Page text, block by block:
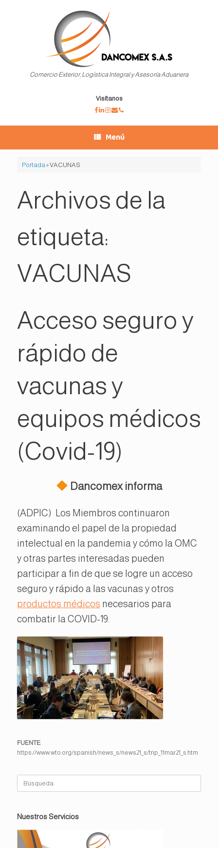
Comercio Exterior, Logística Integral y Asesoría Aduanera
Visítanos
Menú
Portada »VACUNAS
Archivos de la
etiqueta:
VACUNAS
Acceso seguro y
rápido de
vacunas y
equipos médicos
(Covid-19)
Dancomex informa
(ADPIC) Los Miembros continuaron
examinando el papel de la propiedad
intelectual en la pandemia y cómo la OMC
y otras partes interesadas pueden
participar a fin de que se logre un acceso
seguro y rápido a las vacunas y otros
productos médicos necesarios para
combatir la COVID-19.
FUENTE:
https://www.wto.org/spanish/news_s/news21_s/trip_11mar21_s.htm
Nuestros Servicios